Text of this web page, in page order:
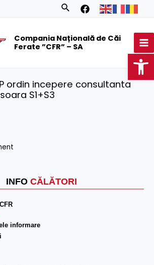
Search
Compania Națională de Căi
Ferate ”CFR” – SA
INFO CĂLĂTORI
informare
ordin incepere consultanta
S1+S3